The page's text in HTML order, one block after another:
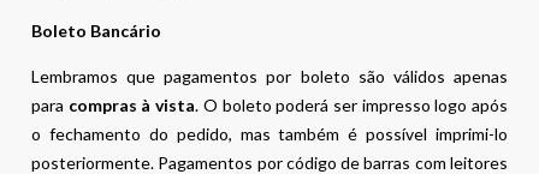
Boleto Bancário
Lembramos que pagamentos por boleto são válidos apenas
para compras à vista. O boleto poderá ser impresso logo após
o fechamento do pedido, mas também é possível imprimi-lo
posteriormente. Pagamentos por código de barras com leitores